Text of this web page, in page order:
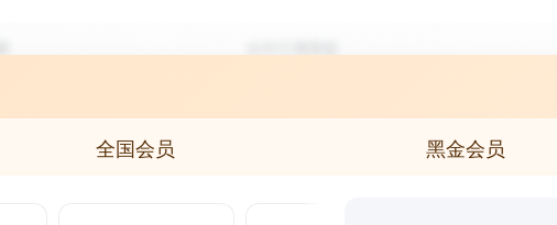
全国会员 黑金会员